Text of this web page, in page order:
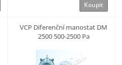
Koupit
VCP Diferenční manostat DM
2500 500-2500 Pa